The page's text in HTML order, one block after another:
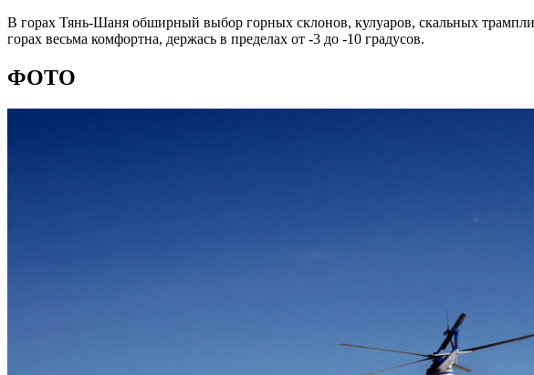
В горах Тянь-Шаня обширный выбор горных склонов, кулуаров, скальных
горах весьма комфортна, держась в пределах от -3 до -10 градусов.
ФОТО